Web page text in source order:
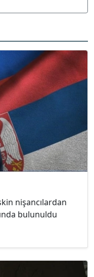
nişancılardan
bulunuldu